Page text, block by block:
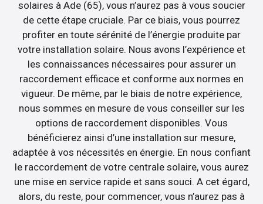
solaires à Ade (65), vous n’aurez pas à vous soucier
de cette étape cruciale. Par ce biais, vous pourrez
profiter en toute sérénité de l’énergie produite par
votre installation solaire. Nous avons l’expérience et
les connaissances nécessaires pour assurer un
raccordement efficace et conforme aux normes en
vigueur. De même, par le biais de notre expérience,
nous sommes en mesure de vous conseiller sur les
options de raccordement disponibles. Vous
bénéficierez ainsi d’une installation sur mesure,
adaptée à vos nécessités en énergie. En nous confiant
le raccordement de votre centrale solaire, vous aurez
une mise en service rapide et sans souci. A cet égard,
alors, du reste, pour commencer, vous n’aurez pas à